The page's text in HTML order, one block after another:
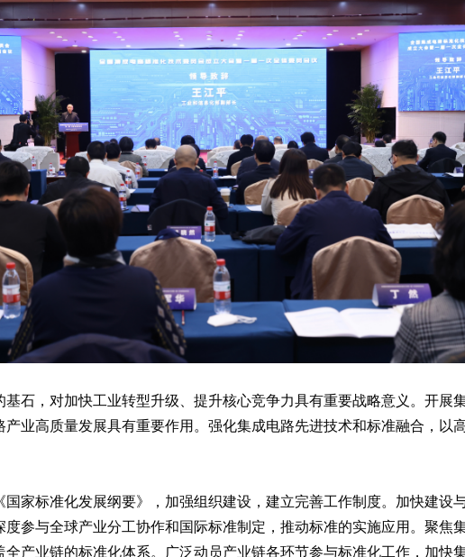
石，对加快工业转型升级、提升核心竞争力具有重要战略意义。开展
业高质量发展具有重要作用。强化集成电路先进技术和标准融合，以
家标准化发展纲要》，加强组织建设，建立完善工作制度。加快建设
参与全球产业分工协作和国际标准制定，推动标准的实施应用。聚焦
产业链的标准化体系。广泛动员产业链各环节参与标准化工作，加快